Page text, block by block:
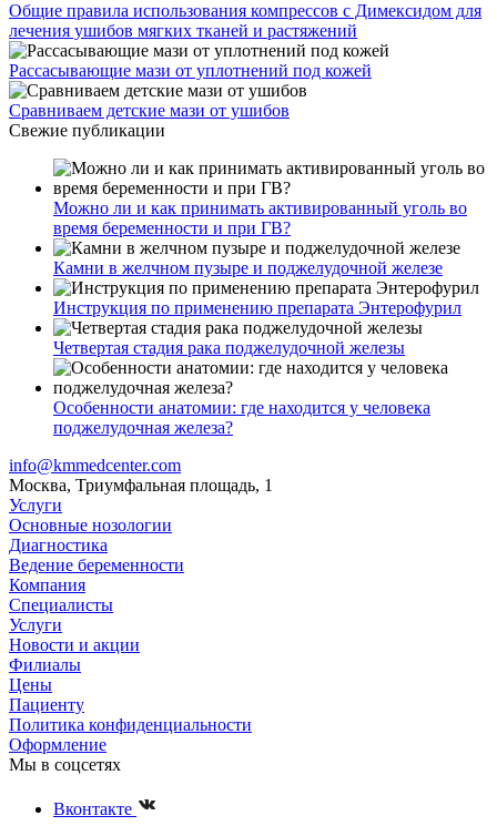
Общие правила использования компрессов с Димексидом для
лечения ушибов мягких тканей и растяжений
Рассасывающие мази от уплотнений под кожей
Сравниваем детские мази от ушибов
Свежие публикации
Можно ли и как принимать активированный уголь во
время беременности и при ГВ?
Камни в желчном пузыре и поджелудочной железе
Инструкция по применению препарата Энтерофурил
Четвертая стадия рака поджелудочной железы
Особенности анатомии: где находится у человека
поджелудочная железа?
info@kmmedcenter.com
Москва, Триумфальная площадь, 1
Услуги
Основные нозологии
Диагностика
Ведение беременности
Компания
Специалисты
Услуги
Новости и акции
Филиалы
Цены
Пациенту
Политика конфиденциальности
Оформление
Мы в соцсетях
Вконтакте